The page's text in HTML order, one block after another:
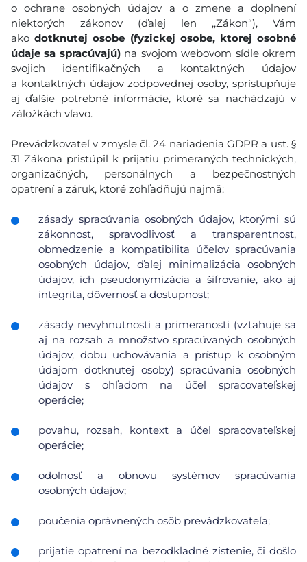
o ochrane osobných údajov a o zmene a doplnení
niektorých zákonov (ďalej len ,,Zákon“), Vám
akodotknutej osobe (fyzickej osobe, ktorej osobné
údaje sa spracúvajú)na svojom webovom sídle okrem
svojich identifikačných a kontaktných údajov
a kontaktných údajov zodpovednej osoby, sprístupňuje
aj ďalšie potrebné informácie, ktoré sa nachádzajú v
záložkách vľavo.
Prevádzkovateľ v zmysle čl. 24 nariadenia GDPR a ust. §
31 Zákona pristúpil k prijatiu primeraných technických,
organizačných, personálnych a bezpečnostných
opatrení a záruk, ktoré zohľadňujú najmä:
zásady spracúvania osobných údajov, ktorými sú
zákonnosť, spravodlivosť a transparentnosť,
obmedzenie a kompatibilita účelov spracúvania
osobných údajov, ďalej minimalizácia osobných
údajov, ich pseudonymizácia a šifrovanie, ako aj
integrita, dôvernosť a dostupnosť;
zásady nevyhnutnosti a primeranosti (vzťahuje sa
aj na rozsah a množstvo spracúvaných osobných
údajov, dobu uchovávania a prístup k osobným
údajom dotknutej osoby) spracúvania osobných
údajov s ohľadom na účel spracovateľskej
operácie;
povahu, rozsah, kontext a účel spracovateľskej
operácie;
odolnosť a obnovu systémov spracúvania
osobných údajov;
poučenia oprávnených osôb prevádzkovateľa;
prijatie opatrení na bezodkladné zistenie, či došlo